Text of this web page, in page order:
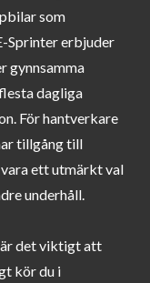
som
Sprinter erbjuder
gynnsamma
dagliga
För hantverkare
tillgång till
ett utmärkt val
underhåll.
det viktigt att
kör du i